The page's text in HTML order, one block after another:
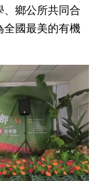
、鄉公所共同合
全國最美的有機